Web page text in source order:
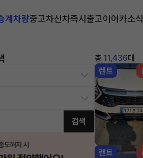
계차량중고차신차즉시출고이어카소식
검색
총 11,436대
렌트
렌트